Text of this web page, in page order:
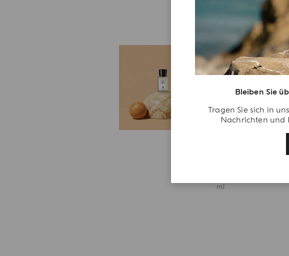
Bleiben Sie
Tragen Sie sich in
Nachrichten und
Ein Besonderer
und lassen Sie sich
belohnen. Erstellen
Acqua di Parma-
ml